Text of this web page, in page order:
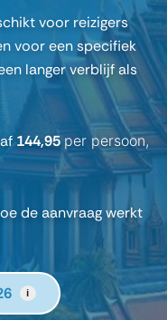
voor reizigers
voor een specifiek
langer verblijf als
144,95per persoon,
de aanvraag werkt
i